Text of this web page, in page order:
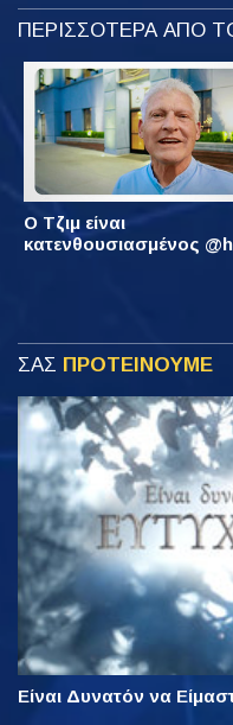
ΠΕΡΙΣΣΟΤΕΡΑ ΑΠΟ ΤΟ
Ο Τζιμ είναι
κατενθουσιασμένος
ΣΑΣ ΠΡΟΤΕΙΝΟΥΜΕ
Είναι Δυνατόν να